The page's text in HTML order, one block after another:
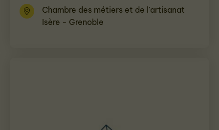
Chambre des métiers et de l'artisanat
Isère - Grenoble